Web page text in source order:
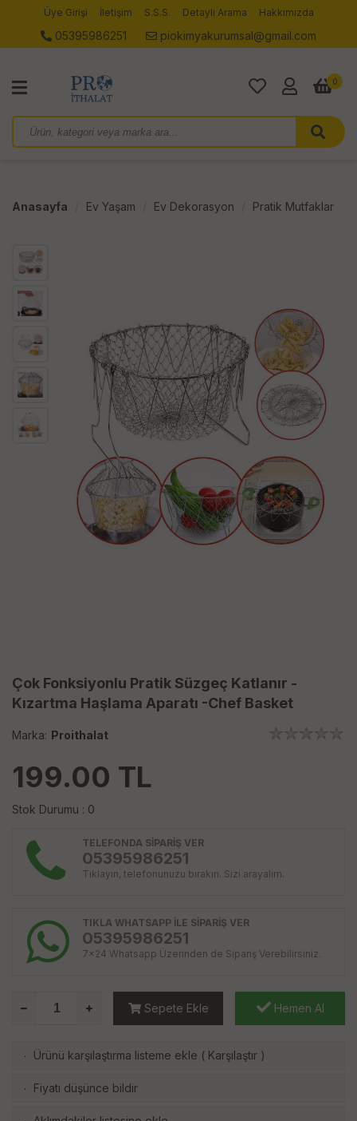
Üye Girişi İletişim S.S.S. Detaylı Arama Hakkımızda
05395986251 piokimyakurumsal@gmail.com
0
Anasayfa Ev Yaşam Ev Dekorasyon Pratik Mutfaklar
Çok Fonksiyonlu Pratik Süzgeç Katlanır -
Kızartma Haşlama Aparatı -Chef Basket
Marka: Proithalat
199.00 TL
Stok Durumu : 0
TELEFONDA SİPARİŞ VER
05395986251
Tıklayın, telefonunuzu bırakın. Sizi arayalım.
TIKLA WHATSAPP İLE SİPARİŞ VER
05395986251
7x24 Whatsapp Üzerinden de Sipariş Verebilirsiniz.
Sepete Ekle Hemen Al
· Ürünü karşılaştırma listeme ekle ( Karşılaştır )
· Fiyatı düşünce bildir